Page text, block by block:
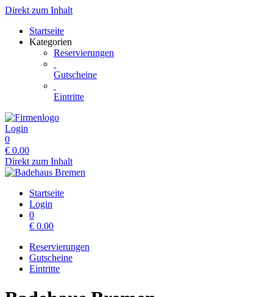
Direkt zum Inhalt
Startseite
Kategorien
Reservierungen
Gutscheine
Eintritte
Login
0
€ 0.00
Direkt zum Inhalt
Startseite
Login
0
€ 0.00
Reservierungen
Gutscheine
Eintritte